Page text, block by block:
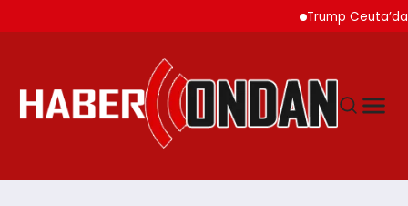
Trump Ceuta’daki